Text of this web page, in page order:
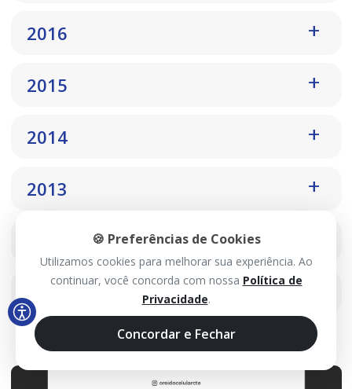
2016
2015
2014
2013
2011
🍪 Preferências de Cookies
Utilizamos cookies para melhorar sua experiência. Ao
continuar, você concorda com nossa Política de
Privacidade.
Concordar e Fechar